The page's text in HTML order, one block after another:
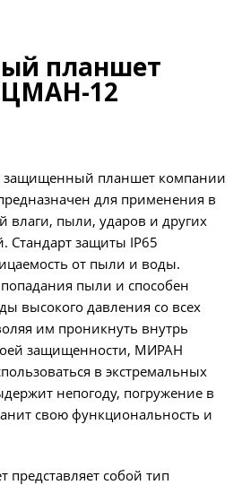
планшет
12
планшет компании
для применения в
влаги, пыли, ударов и других
Стандарт защиты IP65
от пыли и воды.
пыли и способен
высокого давления со всех
им проникнуть внутрь
защищенности, МИРАН
в экстремальных
непогоду, погружение в
свою функциональность и
собой тип